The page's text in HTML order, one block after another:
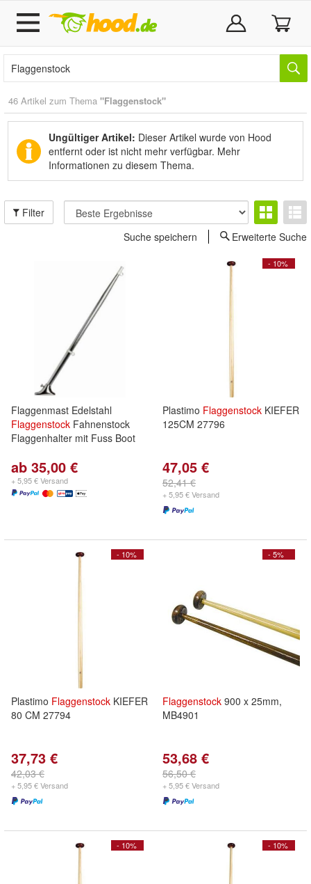
46 Artikel zum Thema "Flaggenstock"
Ungültiger Artikel: Dieser Artikel wurde von Hood
entfernt oder ist nicht mehr verfügbar. Mehr
Informationen zu diesem Thema.
Filter
Suche speichern
Erweiterte Suche
Flaggenmast Edelstahl
Flaggenstock Fahnenstock
Flaggenhalter mit Fuss Boot
ab 35,00 €
+ 5,95 € Versand
- 10%
Plastimo Flaggenstock KIEFER
125CM 27796
47,05 €
52,41 €
+ 5,95 € Versand
- 10%
Plastimo Flaggenstock KIEFER
80 CM 27794
37,73 €
42,03 €
+ 5,95 € Versand
- 5%
Flaggenstock 900 x 25mm,
MB4901
53,68 €
56,50 €
+ 5,95 € Versand
- 10% - 10%